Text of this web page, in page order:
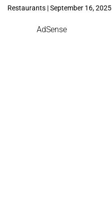
Restaurants | September 16, 2025
AdSense